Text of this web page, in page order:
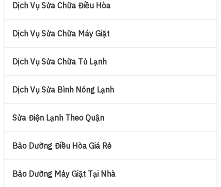
Dịch Vụ Sửa Chữa Điều Hòa
Dịch Vụ Sửa Chữa Máy Giặt
Dịch Vụ Sửa Chữa Tủ Lạnh
Dịch Vụ Sửa Bình Nóng Lạnh
Sửa Điện Lạnh Theo Quận
Bảo Dưỡng Điều Hòa Giá Rẻ
Bảo Dưỡng Máy Giặt Tại Nhà